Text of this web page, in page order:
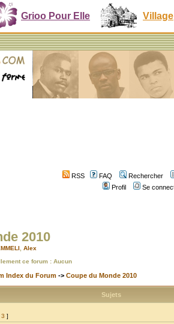
Grioo Pour Elle Village
RSS FAQ
Rechercher
Profil
Se
2010
Alex
ce forum : Aucun
Index du Forum -> Coupe du Monde 2010
Sujets
3 ]